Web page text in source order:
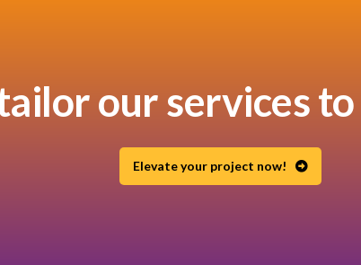
our services
Elevate your project now!